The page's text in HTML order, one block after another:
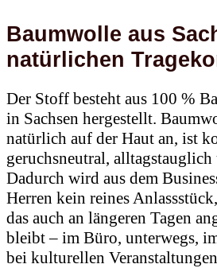
Baumwolle aus
natürlichen
Der Stoff besteht aus 100 %
in Sachsen hergestellt.
natürlich auf der Haut an, ist
geruchsneutral,
Dadurch wird aus dem
Herren kein reines
das auch an längeren Tagen
bleibt – im Büro, unterwegs,
bei kulturellen